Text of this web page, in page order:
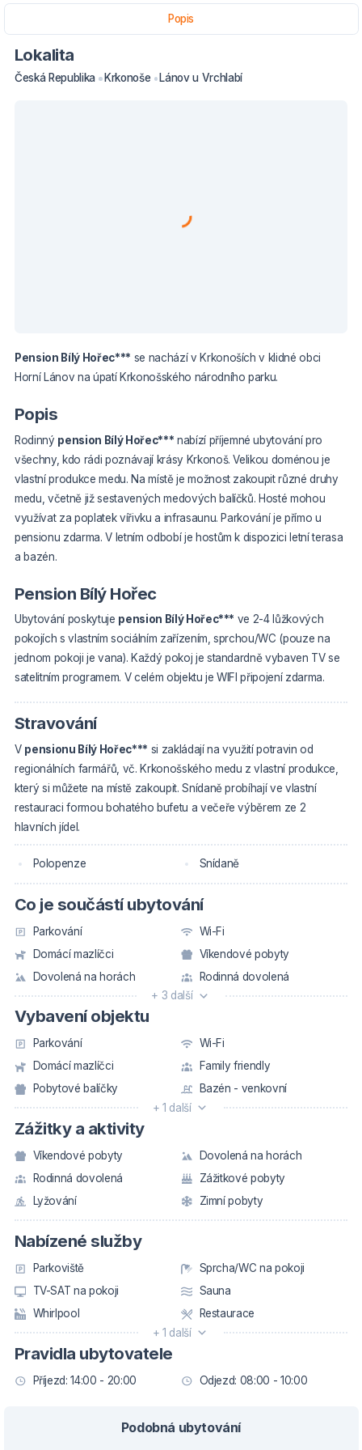
Popis
Lokalita
Česká Republika Krkonoše Lánov u Vrchlabí
Pension Bílý Hořec*** se nachází v Krkonoších v klidné obci
Horní Lánov na úpatí Krkonošského národního parku.
Popis
Rodinný pension Bílý Hořec*** nabízí příjemné ubytování pro
všechny, kdo rádi poznávají krásy Krkonoš. Velikou doménou je
vlastní produkce medu. Na místě je možnost zakoupit různé druhy
medu, včetně již sestavených medových balíčků. Hosté mohou
využívat za poplatek vířivku a infrasaunu. Parkování je přímo u
pensionu zdarma. V letním odbobí je hostům k dispozici letní terasa
a bazén.
Pension Bílý Hořec
Ubytování poskytuje pension Bílý Hořec*** ve 2-4 lůžkových
pokojích s vlastním sociálním zařízením, sprchou/WC (pouze na
jednom pokoji je vana). Každý pokoj je standardně vybaven TV se
satelitním programem. V celém objektu je WIFI připojení zdarma.
Stravování
V pensionu Bílý Hořec*** si zakládají na využití potravin od
regionálních farmářů, vč. Krkonošského medu z vlastní produkce,
který si můžete na místě zakoupit. Snídaně probíhají ve vlastní
restauraci formou bohatého bufetu a večeře výběrem ze 2
hlavních jídel.
Polopenze Snídaně
Co je součástí ubytování
Parkování
Wi-Fi
Domácí mazlíčci
Víkendové pobyty
Dovolená na horách
Rodinná dovolená
+ 3 další
Vybavení objektu
Parkování
Wi-Fi
Domácí mazlíčci
Family friendly
Pobytové balíčky
Bazén - venkovní
+ 1 další
Zážitky a aktivity
Víkendové pobyty
Dovolená na horách
Rodinná dovolená
Zážitkové pobyty
Lyžování
Zimní pobyty
Nabízené služby
Parkoviště
Sprcha/WC na pokoji
TV-SAT na pokoji
Sauna
Whirlpool
Restaurace
+ 1 další
Pravidla ubytovatele
Příjezd: 14:00 - 20:00 Odjezd: 08:00 - 10:00
Podobná ubytování